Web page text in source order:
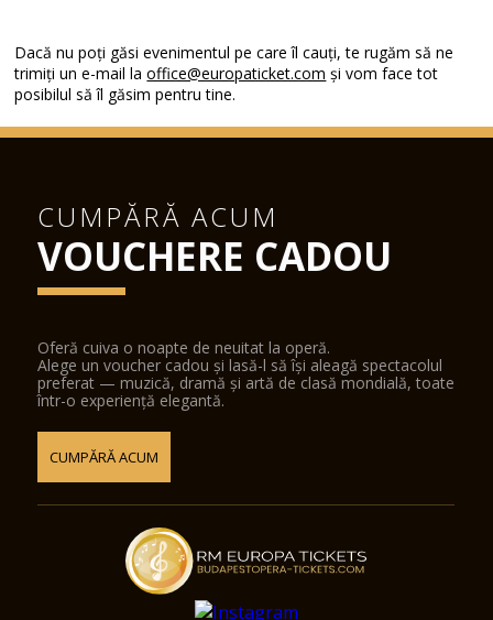
Dacă nu poți găsi evenimentul pe care îl cauți, te rugăm să ne
trimiți un e-mail laoffice@europaticket.com și vom face tot
posibilul să îl găsim pentru tine.
CUMPĂRĂ ACUM
VOUCHERE CADOU
Oferă cuiva o noapte de neuitat la operă.
Alege un voucher cadou și lasă-l să își aleagă spectacolul
preferat — muzică, dramă și artă de clasă mondială, toate
într-o experiență elegantă.
CUMPĂRĂ ACUM